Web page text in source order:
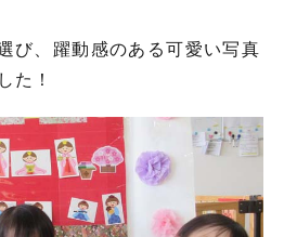
び、躍動感のある可愛い写真
た！